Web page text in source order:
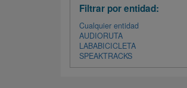
Filtrar por entidad:
Cualquier entidad
AUDIORUTA
LABABICICLETA
SPEAKTRACKS